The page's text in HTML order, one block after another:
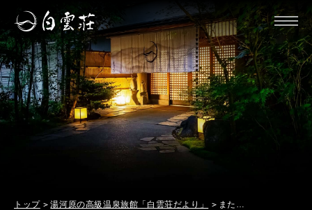
トップ 湯河原の高級温泉旅館「白雲荘だより」 また…